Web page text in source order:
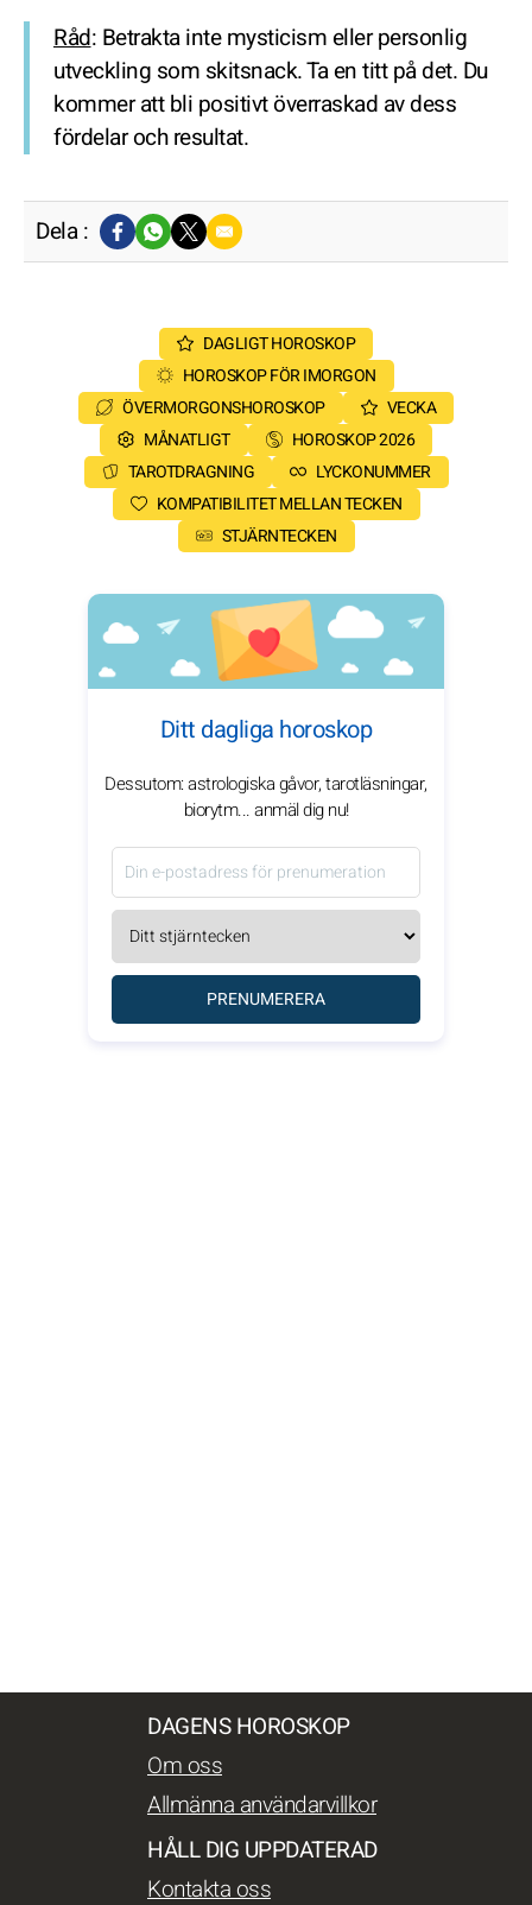
Råd: Betrakta inte mysticism eller personlig
utveckling som skitsnack. Ta en titt på det. Du
kommer att bli positivt överraskad av dess
fördelar och resultat.
Dela :
DAGLIGT HOROSKOP
HOROSKOP FÖR IMORGON
ÖVERMORGONSHOROSKOP
VECKA
MÅNATLIGT
HOROSKOP 2026
TAROTDRAGNING
LYCKONUMMER
KOMPATIBILITET MELLAN TECKEN
STJÄRNTECKEN
Ditt dagliga horoskop
Dessutom: astrologiska gåvor, tarotläsningar,
biorytm... anmäl dig nu!
PRENUMERERA
DAGENS HOROSKOP
Om oss
Allmänna användarvillkor
HÅLL DIG UPPDATERAD
Kontakta oss